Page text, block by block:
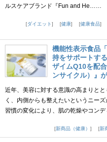
ルスケアブランド『Fun and He……
ダイエット
健康 健康食品
機能性表示食品
持をサポートす
ザイムQ10を配
ンサイクル）』
近年、美容に対する意識の高まりと
く、内側からも整えたいというニー
習慣の変化により、肌の乾燥やコン
新商品（健康）
新